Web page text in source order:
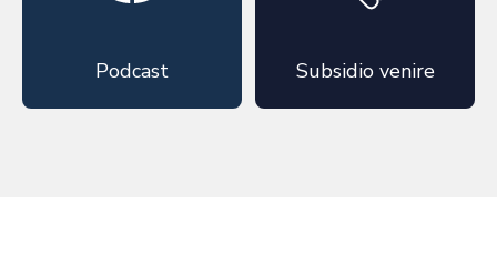
Podcast Subsidio venire